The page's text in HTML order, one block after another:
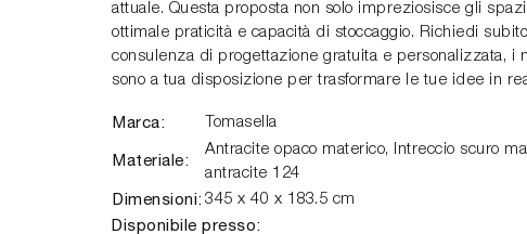
attuale. Questa proposta non solo impreziosisce gli
ottimale praticità e capacità di stoccaggio. Richiedi
consulenza di progettazione gratuita e personalizzata, i
sono a tua disposizione per trasformare le tue idee in
Marca: Tomasella
Materiale:
Antracite opaco materico, Intreccio scuro
antracite 124
Dimensioni: 345 x 40 x 183.5 cm
Disponibile presso: